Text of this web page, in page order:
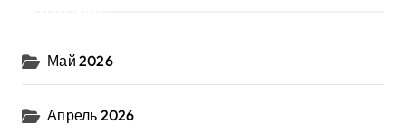
Май 2026
Апрель 2026